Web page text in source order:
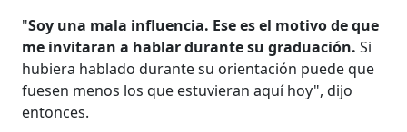
"Soy una mala influencia. Ese es el motivo de que
me invitaran a hablar durante su graduación. Si
hubiera hablado durante su orientación puede que
fuesen menos los que estuvieran aquí hoy", dijo
entonces.